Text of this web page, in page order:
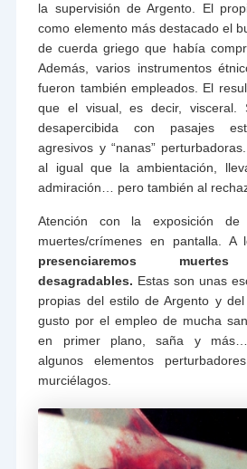
la supervisión de Argento. El
como elemento más destacado el
de cuerda griego que había
Además, varios instrumentos
fueron también empleados. El
que el visual, es decir, visceral.
desapercibida con pasajes
agresivos y “nanas”
al igual que la ambientación,
admiración… pero también al
Atención con la exposición
muertes/crímenes en pantalla.
presenciaremos muertes
desagradables. Estas son unas
propias del estilo de Argento y
gusto por el empleo de mucha
en primer plano, saña y más…
algunos elementos
murciélagos.